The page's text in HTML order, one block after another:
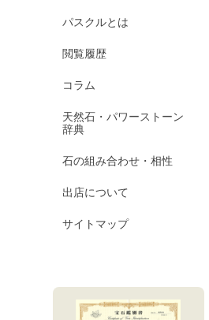
パスクルとは
閲覧履歴
コラム
天然石・パワーストーン
辞典
石の組み合わせ・相性
出店について
サイトマップ